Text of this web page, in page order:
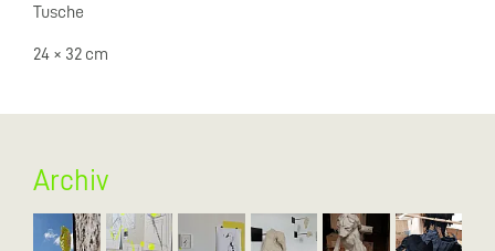
Tusche
24 × 32 cm
Archiv